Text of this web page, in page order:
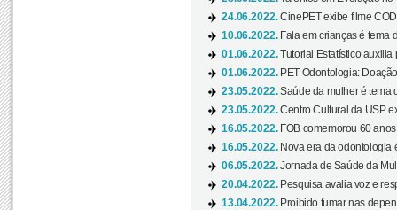
24.06.2022.CinePET exibe filme
10.06.2022. Fala em crianças é tema
01.06.2022.Tutorial Estatístico auxilia
01.06.2022. PET Odontologia:
23.05.2022.Saúde da mulher é tema
23.05.2022.Centro Cultural da USP
16.05.2022. FOB comemorou 60
16.05.2022. Nova era da odontologia
06.05.2022.Jornada de Saúde da
20.04.2022. Pesquisa avalia voz e
13.04.2022. Proibido fumar nas